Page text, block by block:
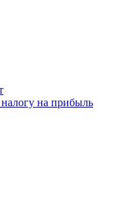
на прибыль